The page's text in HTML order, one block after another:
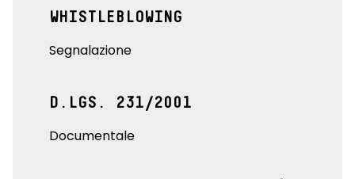
WHISTLEBLOWING
Segnalazione
D.LGS. 231/2001
Documentale